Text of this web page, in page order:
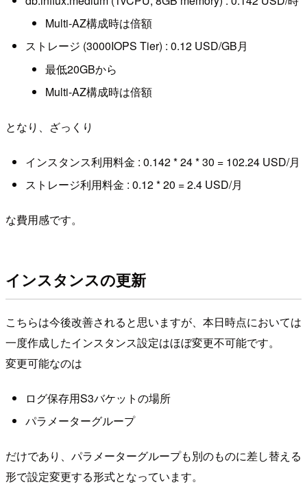
Multi-AZ構成時は倍額
ストレージ (3000IOPS Tier) : 0.12 USD/GB月
最低20GBから
Multi-AZ構成時は倍額
となり、ざっくり
インスタンス利用料金 : 0.142 * 24 * 30 = 102.24 USD/月
ストレージ利用料金 : 0.12 * 20 = 2.4 USD/月
な費用感です。
インスタンスの更新
こちらは今後改善されると思いますが、本日時点においては
一度作成したインスタンス設定はほぼ変更不可能です。
変更可能なのは
ログ保存用S3バケットの場所
パラメーターグループ
だけであり、パラメーターグループも別のものに差し替える
形で設定変更する形式となっています。